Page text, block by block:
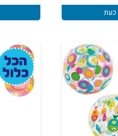
₪219.
₪190.
כעת